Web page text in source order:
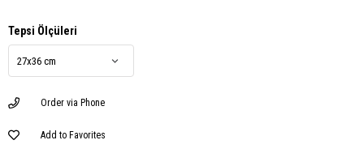
Tepsi Ölçüleri
Order via Phone
Add to Favorites